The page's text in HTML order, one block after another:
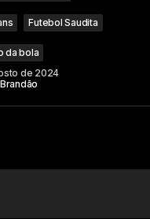
Futebol Saudita
da bola
de 2024